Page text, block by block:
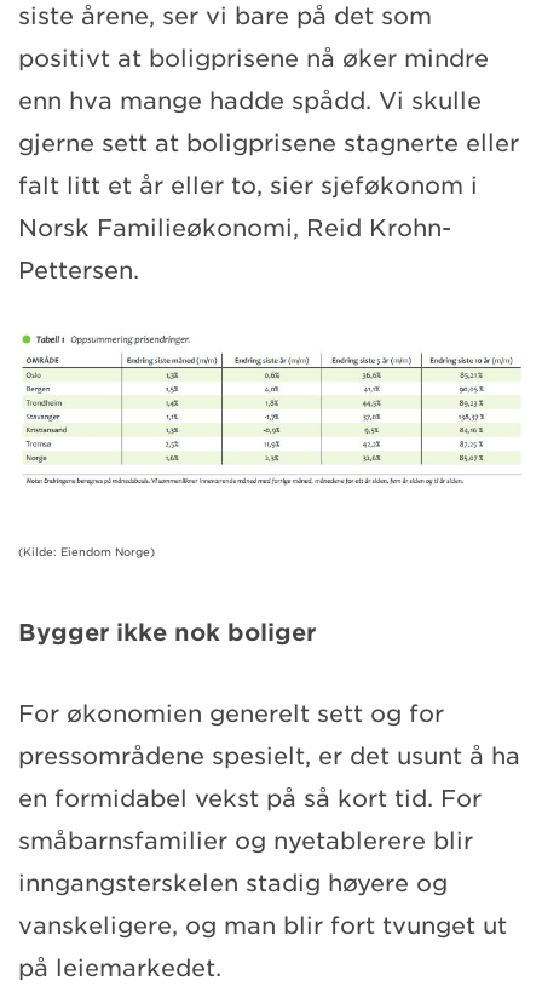
siste årene, ser vi bare på det som
positivt at boligprisene nå øker mindre
enn hva mange hadde spådd. Vi skulle
gjerne sett at boligprisene stagnerte eller
falt litt et år eller to, sier sjeføkonom i
Norsk Familieøkonomi, Reid Krohn-
Pettersen.
(Kilde: Eiendom Norge)
Bygger ikke nok boliger
For økonomien generelt sett og for
pressområdene spesielt, er det usunt å ha
en formidabel vekst på så kort tid. For
småbarnsfamilier og nyetablerere blir
inngangsterskelen stadig høyere og
vanskeligere, og man blir fort tvunget ut
på leiemarkedet.